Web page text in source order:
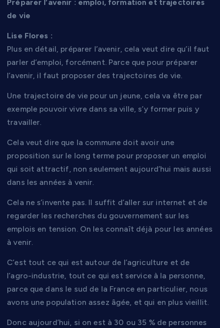
Préparer l’avenir : emploi, formation et trajectoires
de vie
Lise Flores :
Plus en détail, préparer l’avenir, cela veut dire qu’il faut
parler d’emploi, forcément. Parce que pour préparer
l’avenir, il faut proposer des trajectoires de vie.
Une trajectoire de vie pour un jeune, cela va être par
exemple pouvoir vivre dans sa ville, s’y former puis y
travailler.
Cela veut dire que la commune doit avoir une
proposition sur le long terme pour proposer un emploi
qui soit attractif, non seulement aujourd’hui mais aussi
dans les années à venir.
Cela ne s’invente pas. Il suffit d’aller sur internet et de
regarder les recherches du gouvernement sur les
emplois en tension. On les connaît déjà pour les années
à venir.
C’est tout ce qui est autour de l’agriculture et de
l’agro-industrie, tout ce qui est service à la personne,
parce que dans le sud de la France en particulier, nous
avons une population assez âgée, et qui en plus vieillit.
Donc aujourd’hui, si on est à 30 ou 35 % de personnes